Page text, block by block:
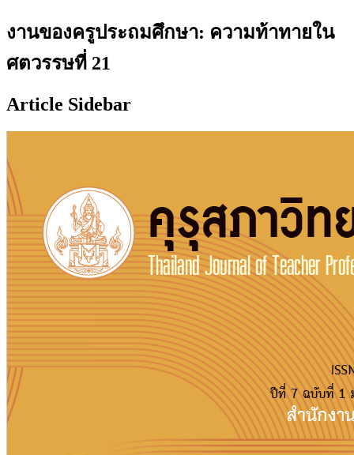
งานของครูประถมศึกษา: ความท้าทายใน
ศตวรรษที่ 21
Article Sidebar